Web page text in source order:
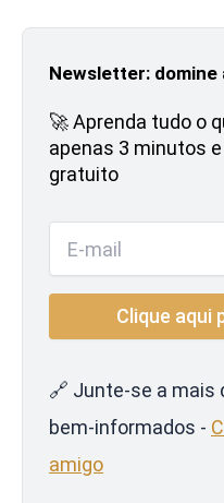
Newsletter:
🚀 Aprenda tudo o
apenas 3 minutos
gratuito
🔗 Junte-se a mais
bem-informados -
amigo